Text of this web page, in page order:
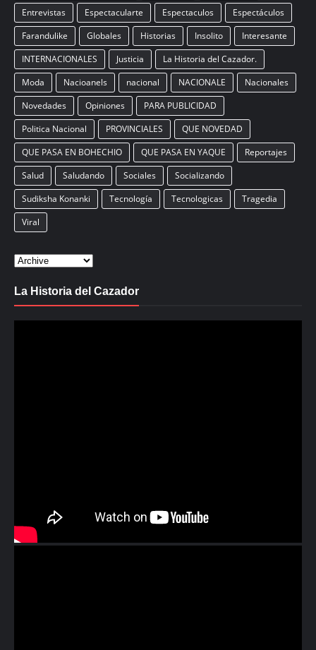
Entrevistas
Espectacularte Espectaculos
Espectáculos
Farandulike
Globales Historias Insolito
Interesante
INTERNACIONALES
Justicia
La Historia del Cazador.
Moda
Nacioanels nacional NACIONALE
Nacionales
Novedades
Opiniones
PARA PUBLICIDAD
Politica Nacional
PROVINCIALES
QUE NOVEDAD
QUE PASA EN BOHECHIO
QUE PASA EN YAQUE
Reportajes
Salud
Saludando Sociales
Socializando
Sudiksha Konanki
Tecnología Tecnologicas
Tragedia
Viral
La Historia del Cazador